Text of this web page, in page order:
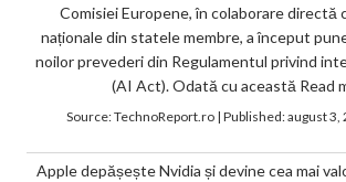
Comisiei Europene, în colaborare directă
naționale din statele membre, a început
noilor prevederi din Regulamentul privind
(AI Act). Odată cu această Read
Source:TechnoReport.ro| Published:august 3,
Apple depășește Nvidia și devine cea mai